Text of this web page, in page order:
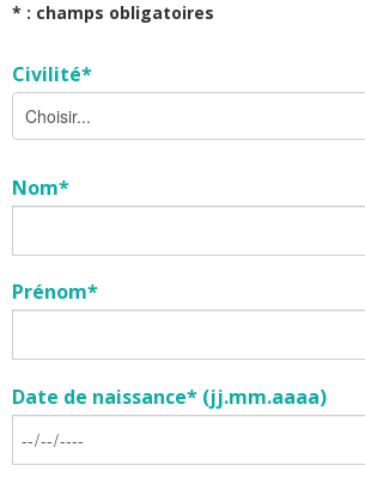
* : champs obligatoires
Civilité*
Nom*
Prénom*
Date de naissance* (jj.mm.aaaa)